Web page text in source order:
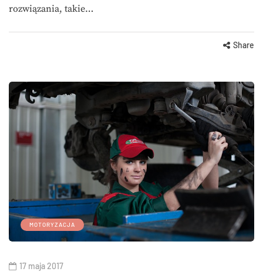
rozwiązania, takie…
Share
MOTORYZACJA
17 maja 2017